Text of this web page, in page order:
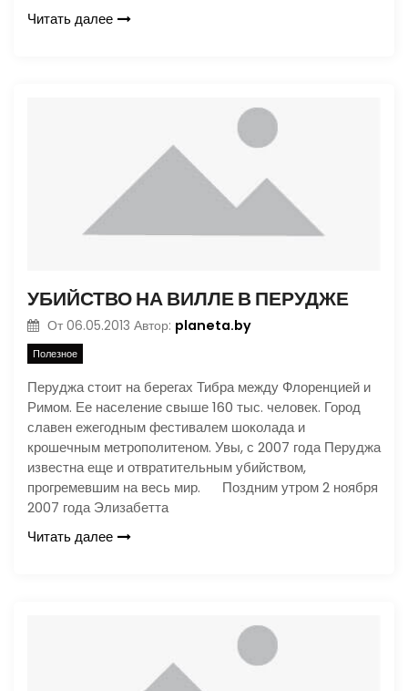
Читать далее
УБИЙСТВО НА ВИЛЛЕ В ПЕРУДЖЕ
От 06.05.2013 Автор: planeta.by
Полезное
Перуджа стоит на берегах Тибра между Флоренцией и
Римом. Ее население свыше 160 тыс. человек. Город
славен ежегодным фестивалем шоколада и
крошечным метрополитеном. Увы, с 2007 года Перуджа
известна еще и отвратительным убийством,
прогремевшим на весь мир. Поздним утром 2 ноября
2007 года Элизабетта
Читать далее